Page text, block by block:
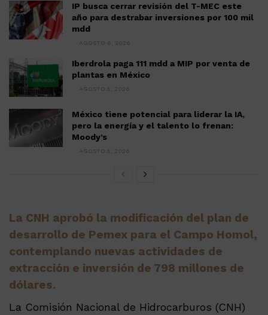
IP busca cerrar revisión del T-MEC este
año para destrabar inversiones por 100 mil
mdd
AGOSTO 6, 2026
Iberdrola paga 111 mdd a MIP por venta de
plantas en México
AGOSTO 5, 2026
México tiene potencial para liderar la IA,
pero la energía y el talento lo frenan:
Moody’s
AGOSTO 5, 2026
La CNH aprobó la modificación del plan de
desarrollo de Pemex para el Campo Homol,
contemplando nuevas actividades de
extracción e inversión de 798 millones de
dólares.
La Comisión Nacional de Hidrocarburos (CNH)